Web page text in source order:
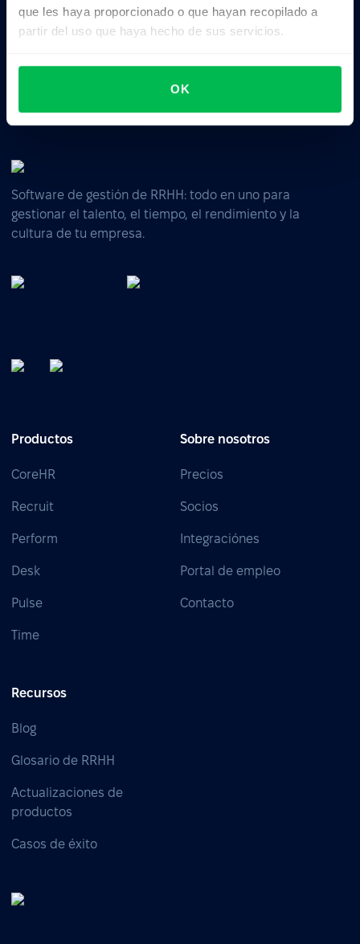
que les haya proporcionado o que hayan recopilado a
partir del uso que haya hecho de sus servicios.
OK
Software de gestión de RRHH: todo en uno para
gestionar el talento, el tiempo, el rendimiento y la
cultura de tu empresa.
Productos
CoreHR
Recruit
Perform
Desk
Pulse
Time
Sobre nosotros
Precios
Socios
Integraciónes
Portal de empleo
Contacto
Recursos
Blog
Glosario de RRHH
Actualizaciones de
productos
Casos de éxito